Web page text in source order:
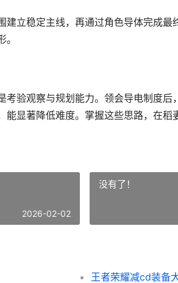
建立稳定主线，再通过角色导体完成最
考验观察与规划能力。领会导电制度
能显著降低难度。掌握这些思路，在稻
2026-02-02
没有了！
王者荣耀减cd装备